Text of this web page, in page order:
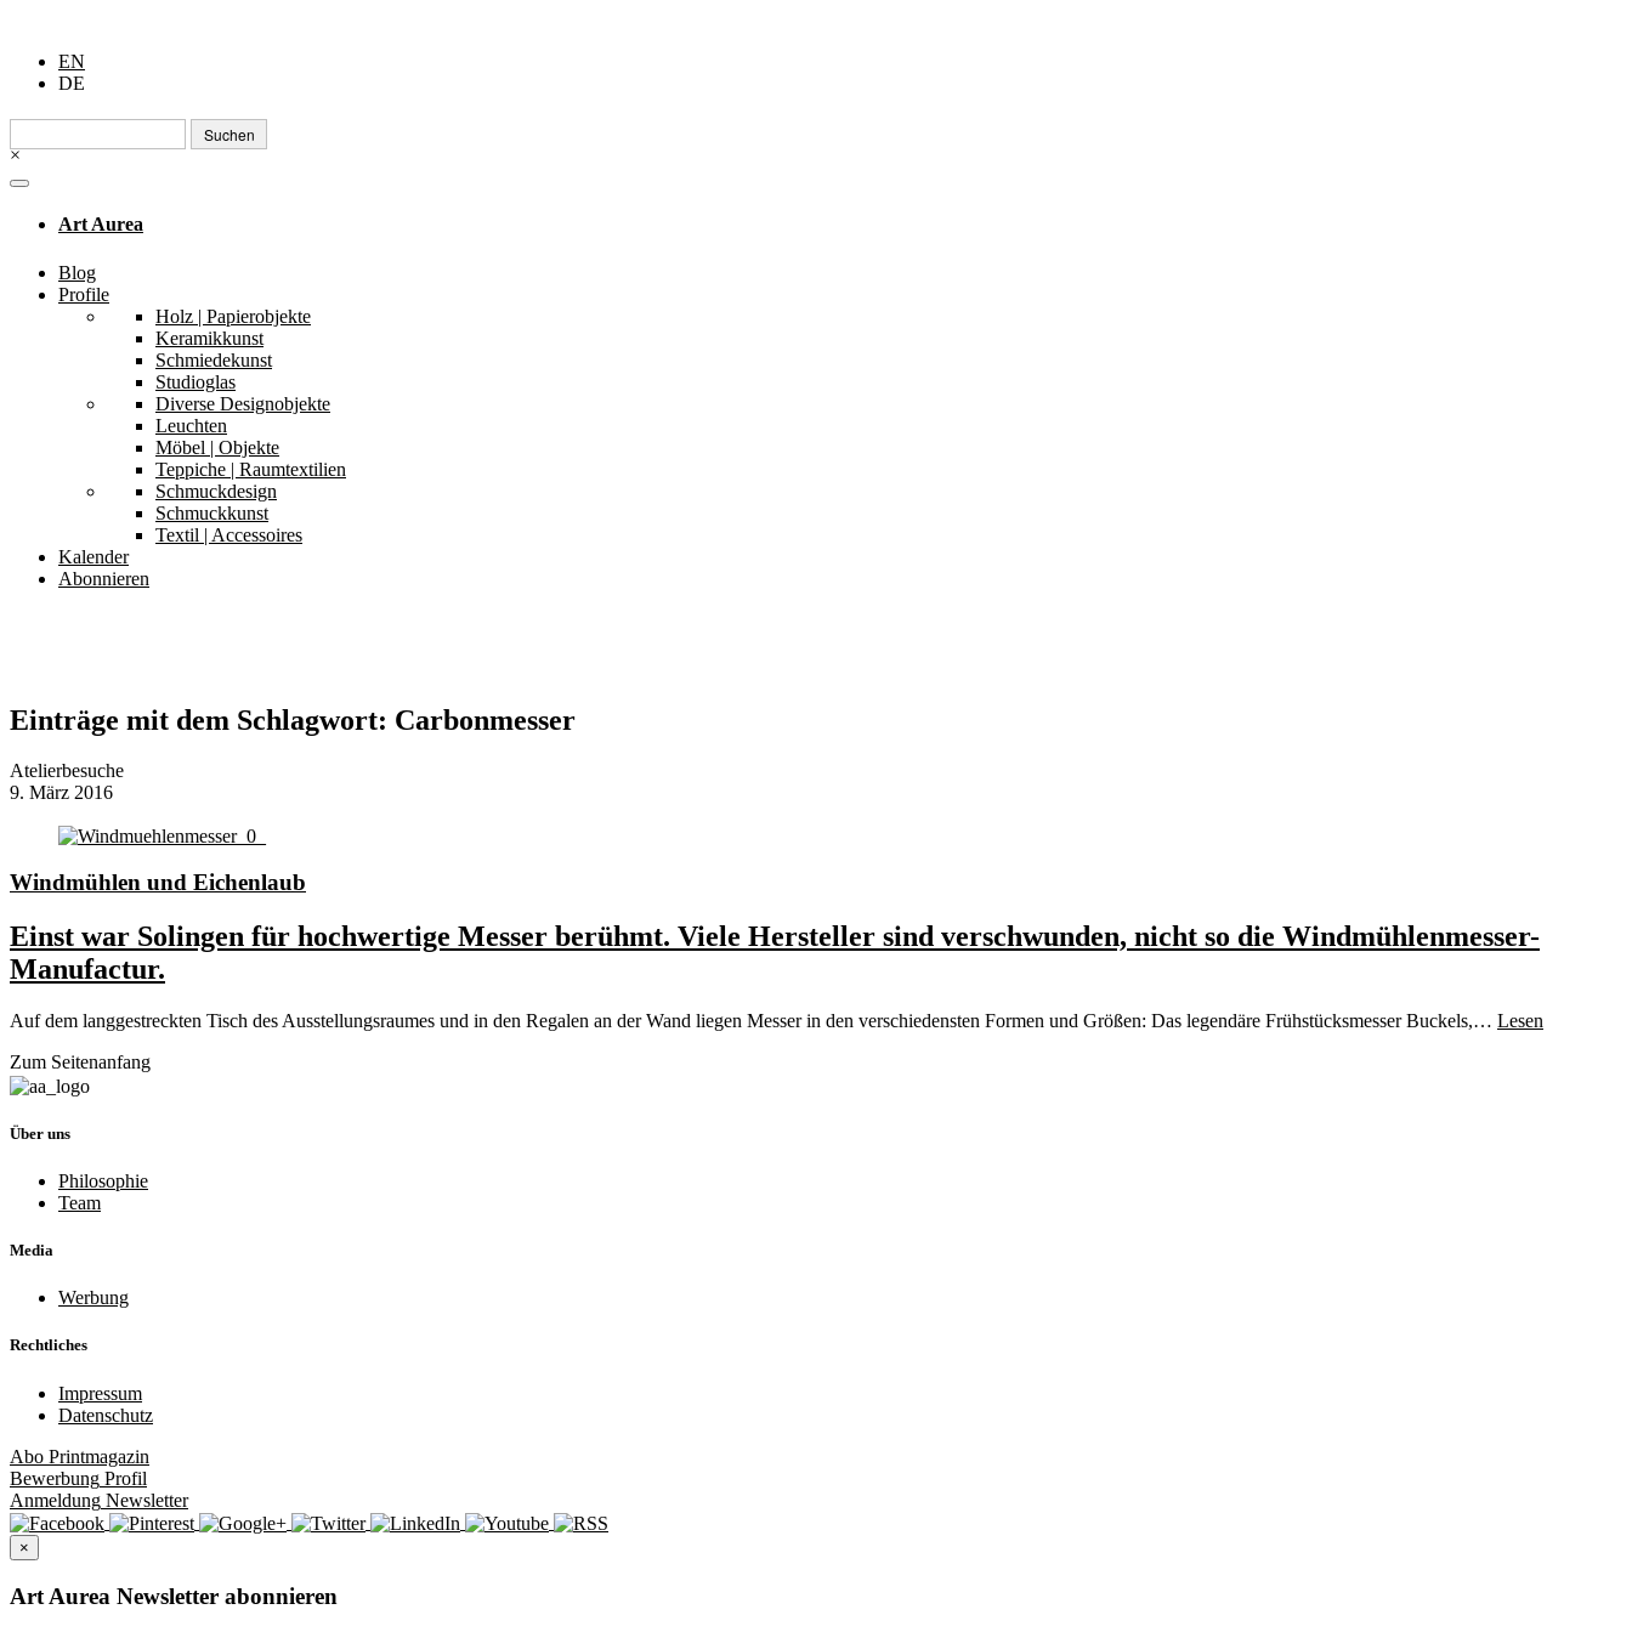
EN
DE
Suchen
nach:
×
Art Aurea
Blog
Profile
Holz | Papierobjekte
Keramikkunst
Schmiedekunst
Studioglas
Diverse Designobjekte
Leuchten
Möbel | Objekte
Teppiche | Raumtextilien
Schmuckdesign
Schmuckkunst
Textil | Accessoires
Kalender
Abonnieren
Einträge mit dem Schlagwort: Carbonmesser
Atelierbesuche
9. März 2016
Windmühlen und Eichenlaub
Einst war Solingen für hochwertige Messer berühmt. Viele Hersteller sind verschwunden, nicht so die Windmühlenmesser-
Manufactur.
Auf dem langgestreckten Tisch des Ausstellungsraumes und in den Regalen an der Wand liegen Messer in den verschiedensten Formen und Größen: Das legendäre Frühstücksmesser Buckels,… Lesen
Zum Seitenanfang
Über uns
Philosophie
Team
Media
Werbung
Rechtliches
Impressum
Datenschutz
Abo Printmagazin
Bewerbung Profil
Anmeldung Newsletter
×
Art Aurea Newsletter abonnieren